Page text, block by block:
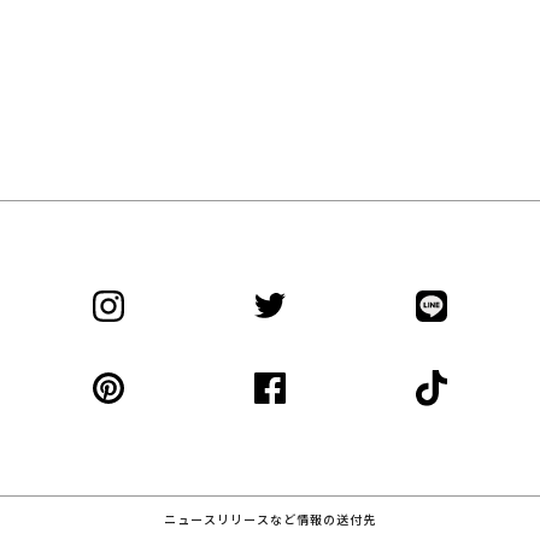
ニュースリリースなど情報の送付先